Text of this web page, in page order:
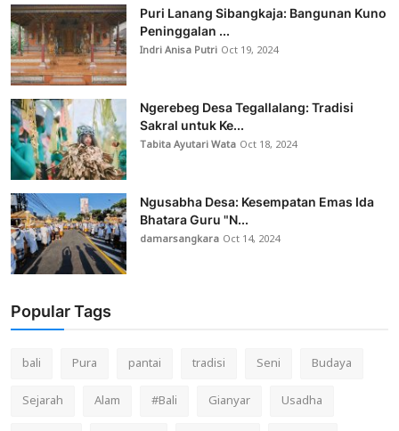
Puri Lanang Sibangkaja: Bangunan Kuno
Peninggalan ...
Indri Anisa Putri Oct 19, 2024
Ngerebeg Desa Tegallalang: Tradisi
Sakral untuk Ke...
Tabita Ayutari Wata Oct 18, 2024
Ngusabha Desa: Kesempatan Emas Ida
Bhatara Guru "N...
damarsangkara Oct 14, 2024
Popular Tags
bali Pura pantai tradisi Seni
Budaya
Sejarah
Alam #Bali Gianyar
Usadha